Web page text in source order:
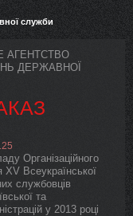
служби
АГЕНТСТВО
ДЕРЖАВНОЇ
Організаційного
XV Всеукраїнської
службовців
та
у 2013 році